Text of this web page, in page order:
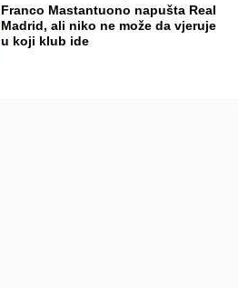
Franco Mastantuono napušta Real
Madrid, ali niko ne može da vjeruje
u koji klub ide